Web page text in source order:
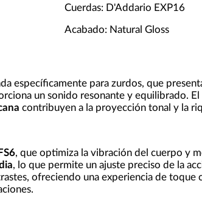
Cuerdas: D'Addario EXP16
Acabado: Natural Gloss
específicamente para zurdos, que
un sonido resonante y equilibrado. El
contribuyen a la proyección tonal y la
, que optimiza la vibración del cuerpo y
, lo que permite un ajuste preciso de la
ofreciendo una experiencia de toque